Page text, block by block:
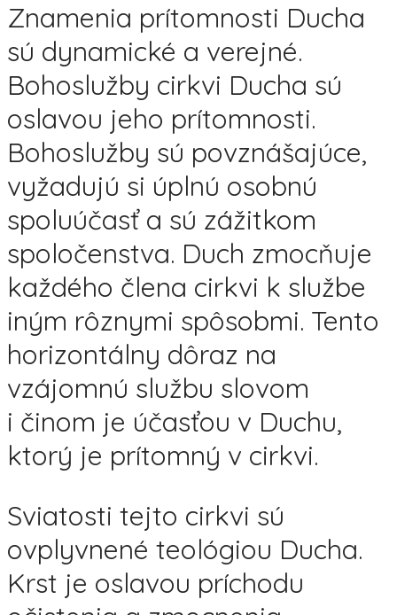
Znamenia prítomnosti Ducha
sú dynamické a verejné.
Bohoslužby cirkvi Ducha sú
oslavou jeho prítomnosti.
Bohoslužby sú povznášajúce,
vyžadujú si úplnú osobnú
spoluúčasť a sú zážitkom
spoločenstva. Duch zmocňuje
každého člena cirkvi k službe
iným rôznymi spôsobmi. Tento
horizontálny dôraz na
vzájomnú službu slovom
i činom je účasťou v Duchu,
ktorý je prítomný v cirkvi.
Sviatosti tejto cirkvi sú
ovplyvnené teológiou Ducha.
Krst je oslavou príchodu